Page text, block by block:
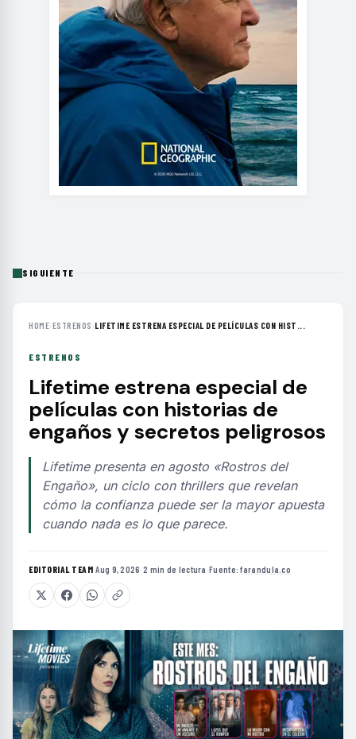
SIGUIENTE
HOME›ESTRENOS ›LIFETIME ESTRENA ESPECIAL DE PELÍCULAS CON HIST...
ESTRENOS
Lifetime estrena especial de
películas con historias de
engaños y secretos peligrosos
Lifetime presenta en agosto «Rostros del
Engaño», un ciclo con thrillers que revelan
cómo la confianza puede ser la mayor apuesta
cuando nada es lo que parece.
EDITORIAL TEAM·Aug 9, 2026 ·2 min de lectura ·Fuente:farandula.co